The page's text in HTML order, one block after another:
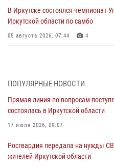
В Иркутске состоялся чемпионат
Иркутской области по самбо
05 августа 2026, 07:44 4
04 августа 2026, 07:14 3
Росгвардейцы потушили
03 августа 2026, 04:55
Дню Воздушно-десантных войск в
03 августа 2026, 03:32
ПОПУЛЯРНЫЕ НОВОСТИ
Прямая линия по вопросам
состоялась в Иркутской области
17 июля 2026, 09:07
Росгвардия передала на нужды
жителей Иркутской области